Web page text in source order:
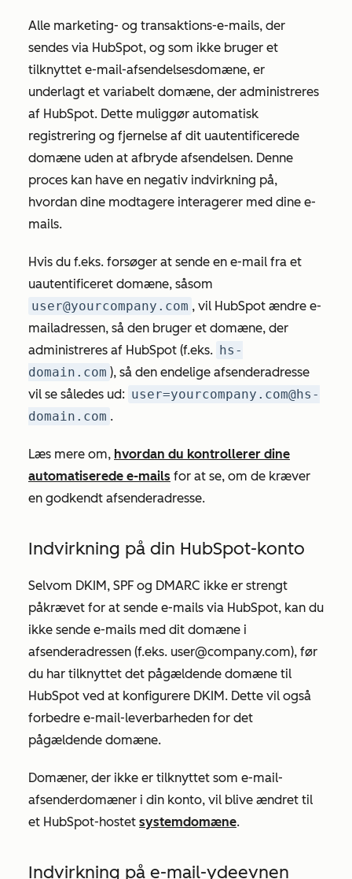
Alle marketing- og transaktions-e-mails, der
sendes via HubSpot, og som ikke bruger et
tilknyttet e-mail-afsendelsesdomæne, er
underlagt et variabelt domæne, der administreres
af HubSpot. Dette muliggør automatisk
registrering og fjernelse af dit uautentificerede
domæne uden at afbryde afsendelsen. Denne
proces kan have en negativ indvirkning på,
hvordan dine modtagere interagerer med dine e-
mails.
Hvis du f.eks. forsøger at sende en e-mail fra et
uautentificeret domæne, såsom
user@yourcompany.com , vil HubSpot ændre e-
mailadressen, så den bruger et domæne, der
administreres af HubSpot (f.eks. hs-
domain.com ), så den endelige afsenderadresse
vil se således ud: user=yourcompany.com@hs-
domain.com .
Læs mere om, hvordan du kontrollerer dine
automatiserede e-mails for at se, om de kræver
en godkendt afsenderadresse.
Indvirkning på din HubSpot-konto
Selvom DKIM, SPF og DMARC ikke er strengt
påkrævet for at sende e-mails via HubSpot, kan du
ikke sende e-mails med dit domæne i
afsenderadressen (f.eks. user@company.com), før
du har tilknyttet det pågældende domæne til
HubSpot ved at konfigurere DKIM. Dette vil også
forbedre e-mail-leverbarheden for det
pågældende domæne.
Domæner, der ikke er tilknyttet som e-mail-
afsenderdomæner i din konto, vil blive ændret til
et HubSpot-hostet systemdomæne.
Indvirkning på e-mail-ydeevnen